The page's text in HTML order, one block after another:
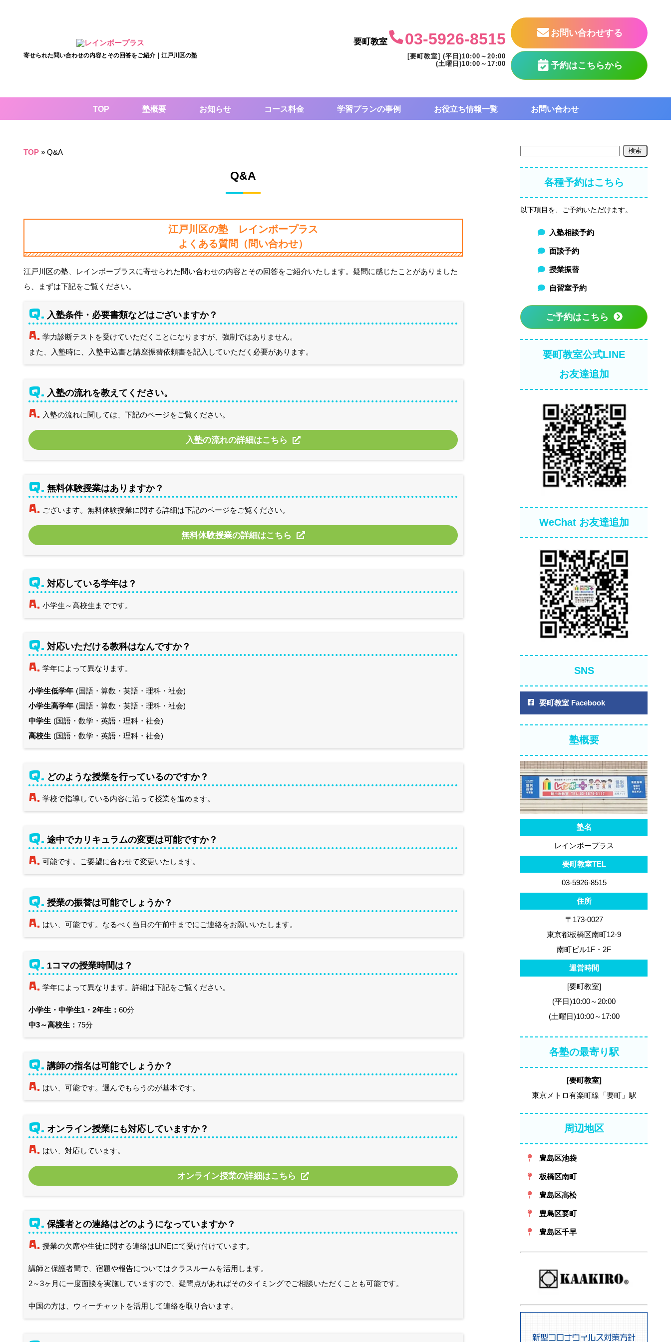
寄せられた問い合わせの内容とその回答をご紹介｜江戸川区の塾
要町教室 03-5926-8515
[要町教室] (平日)10:00～20:00
(土曜日)10:00～17:00
お問い合わせする
予約はこちらから
TOP 塾概要 お知らせ コース料金 学習プランの事例 お役立ち情報一覧 お問い合わせ
TOP » Q&A
Q&A
江戸川区の塾 レインボープラス
よくある質問（問い合わせ）
江戸川区の塾、レインボープラスに寄せられた問い合わせの内容とその回答をご紹介いたします。疑問に感じたことがありました
ら、まずは下記をご覧ください。
Q. 入塾条件・必要書類などはございますか？
A. 学力診断テストを受けていただくことになりますが、強制ではありません。
また、入塾時に、入塾申込書と講座振替依頼書を記入していただく必要があります。
Q. 入塾の流れを教えてください。
A. 入塾の流れに関しては、下記のページをご覧ください。
入塾の流れの詳細はこちら
Q. 無料体験授業はありますか？
A. ございます。無料体験授業に関する詳細は下記のページをご覧ください。
無料体験授業の詳細はこちら
Q. 対応している学年は？
A. 小学生～高校生までです。
Q. 対応いただける教科はなんですか？
A. 学年によって異なります。
小学生低学年 (国語・算数・英語・理科・社会)
小学生高学年 (国語・算数・英語・理科・社会)
中学生 (国語・数学・英語・理科・社会)
高校生 (国語・数学・英語・理科・社会)
Q. どのような授業を行っているのですか？
A. 学校で指導している内容に沿って授業を進めます。
Q. 途中でカリキュラムの変更は可能ですか？
A. 可能です。ご要望に合わせて変更いたします。
Q. 授業の振替は可能でしょうか？
A. はい、可能です。なるべく当日の午前中までにご連絡をお願いいたします。
Q. 1コマの授業時間は？
A. 学年によって異なります。詳細は下記をご覧ください。
小学生・中学生1・2年生： 60分
中3～高校生： 75分
Q. 講師の指名は可能でしょうか？
A. はい、可能です。選んでもらうのが基本です。
Q. オンライン授業にも対応していますか？
A. はい、対応しています。
オンライン授業の詳細はこちら
Q. 保護者との連絡はどのようになっていますか？
A. 授業の欠席や生徒に関する連絡はLINEにて受け付けています。
講師と保護者間で、宿題や報告についてはクラスルームを活用します。
2～3ヶ月に一度面談を実施していますので、疑問点があればそのタイミングでご相談いただくことも可能です。
中国の方は、ウィーチャットを活用して連絡を取り合います。
各種予約はこちら
以下項目を、ご予約いただけます。
入塾相談予約
面談予約
授業振替
自習室予約
ご予約はこちら
要町教室公式LINE
お友達追加
WeChat お友達追加
SNS
要町教室 Facebook
塾概要
塾名
レインボープラス
要町教室TEL
03-5926-8515
住所
〒173-0027
東京都板橋区南町12-9
南町ビル1F・2F
運営時間
[要町教室]
(平日)10:00～20:00
(土曜日)10:00～17:00
各塾の最寄り駅
[要町教室]
東京メトロ有楽町線「要町」駅
周辺地区
豊島区池袋
板橋区南町
豊島区高松
豊島区要町
豊島区千早